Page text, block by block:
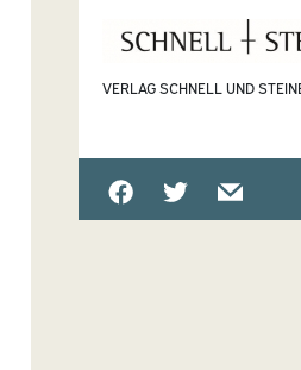
VERLAG SCHNELL UND